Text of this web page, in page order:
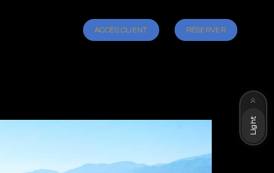
ACCÈS CLIENT RÉSERVER
Light
Dark